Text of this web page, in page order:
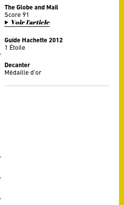
The Globe and Mail
Score 91
Voir l'article
Guide Hachette 2012
1 Étoile
Decanter
Médaille d’or